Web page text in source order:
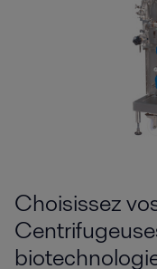
Choisissez